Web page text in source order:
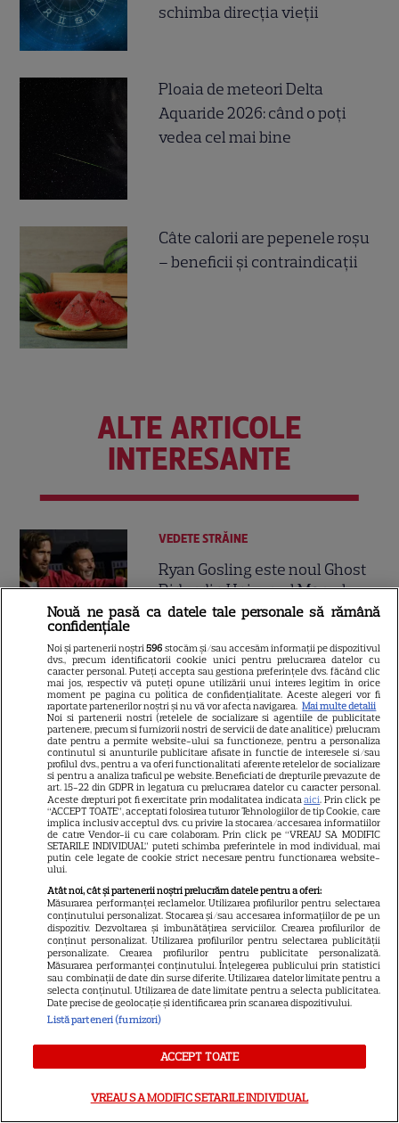
schimba direcția vieții
Ploaia de meteori Delta
Aquaride 2026: când o poți
vedea cel mai bine
Câte calorii are pepenele roșu
– beneficii și contraindicații
ALTE ARTICOLE
INTERESANTE
7
VEDETE STRĂINE
Ryan Gosling este noul Ghost
Rider din Universul Marvel.
Anunțul făcut la Comic-Con i-
DISNEY PLUS
„Diavolul se îmbracă de la
Prada 2” s-a lansat pe Disney+.
Meryl Streep și Anne
Hathaway revin la revista
Runway
9
VEDETE STRĂINE
impresionant pentru Anne
Hathaway și Emily Blunt la
„Diavolul se îmbracă de la
Prada 2”. Ce salarii ar fi primit
actrițele
VEDETE STRĂINE
Tom Holland, decizie radicală
promisiune a făcut actorul
Nouă ne pasă ca datele tale personale să rămână
confidențiale
Noi și partenerii noștri596 stocăm și/sau accesăm informații pe dispozitivul
dvs., precum identificatorii cookie unici pentru prelucrarea datelor cu
caracter personal. Puteți accepta sau gestiona preferințele dvs. făcând clic
mai jos, respectiv vă puteți opune utilizării unui interes legitim în orice
moment pe pagina cu politica de confidențialitate. Aceste alegeri vor fi
raportate partenerilor noștri și nu vă vor afecta navigarea. Mai multe detalii
Noi si partenerii nostri (retelele de socializare si agentiile de publicitate
partenere, precum si furnizorii nostri de servicii de date analitice) prelucram
date pentru a permite website-ului sa functioneze, pentru a personaliza
continutul si anunturile publicitare afisate in functie de interesele si/sau
profilul dvs., pentru a va oferi functionalitati aferente retelelor de socializare
si pentru a analiza traficul pe website. Beneficiati de drepturile prevazute de
art. 15-22 din GDPR in legatura cu prelucrarea datelor cu caracter personal.
Aceste drepturi pot fi exercitate prin modalitatea indicataaici. Prin click pe
“ACCEPT TOATE”, acceptati folosirea tuturor Tehnologiilor de tip Cookie, care
implica inclusiv acceptul dvs. cu privire la stocarea/accesarea informatiilor
de catre Vendor-ii cu care colaboram. Prin click pe “VREAU SA MODIFIC
SETARILE INDIVIDUAL” puteti schimba preferintele in mod individual, mai
putin cele legate de cookie strict necesare pentru functionarea website-
ului.
Atât noi, cât și partenerii noștri prelucrăm datele pentru a oferi:
Măsurarea performanței reclamelor. Utilizarea profilurilor pentru selectarea
conținutului personalizat. Stocarea și/sau accesarea informațiilor de pe un
dispozitiv. Dezvoltarea și îmbunătățirea serviciilor. Crearea profilurilor de
conținut personalizat. Utilizarea profilurilor pentru selectarea publicității
personalizate. Crearea profilurilor pentru publicitate personalizată.
Măsurarea performanței conținutului. Înțelegerea publicului prin statistici
sau combinații de date din surse diferite. Utilizarea datelor limitate pentru a
selecta conținutul. Utilizarea de date limitate pentru a selecta publicitatea.
Date precise de geolocație și identificarea prin scanarea dispozitivului.
Listă parteneri (furnizori)
ACCEPT TOATE
VREAU SA MODIFIC SETARILE INDIVIDUAL